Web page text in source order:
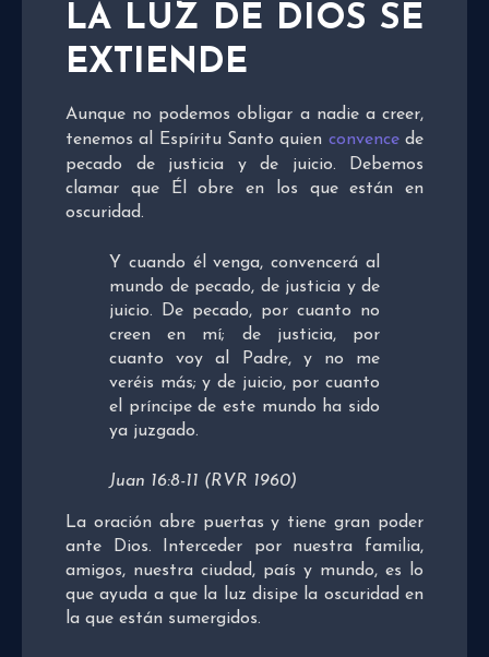
LA LUZ DE DIOS SE
EXTIENDE
Aunque no podemos obligar a nadie a creer,
tenemos al Espíritu Santo quien convencede
pecado de justicia y de juicio. Debemos
clamar que Él obre en los que están en
oscuridad.
Y cuando él venga, convencerá al
mundo de pecado, de justicia y de
juicio. De pecado, por cuanto no
creen en mí; de justicia, por
cuanto voy al Padre, y no me
veréis más; y de juicio, por cuanto
el príncipe de este mundo ha sido
ya juzgado.
Juan 16:8-11 (RVR 1960)
La oración abre puertas y tiene gran poder
ante Dios. Interceder por nuestra familia,
amigos, nuestra ciudad, país y mundo, es lo
que ayuda a que la luz disipe la oscuridad en
la que están sumergidos.